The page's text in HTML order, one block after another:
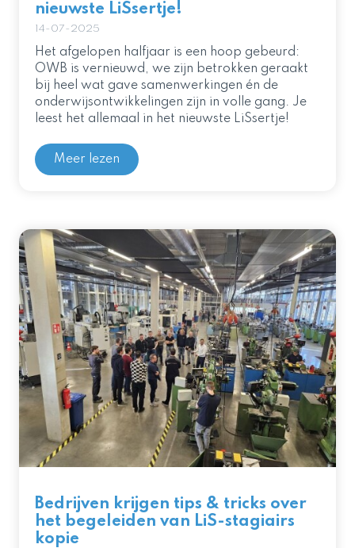
nieuwste LiSsertje!
14-07-2025
Het afgelopen halfjaar is een hoop gebeurd:
OWB is vernieuwd, we zijn betrokken geraakt
bij heel wat gave samenwerkingen én de
onderwijsontwikkelingen zijn in volle gang. Je
leest het allemaal in het nieuwste LiSsertje!
Meer lezen
Bedrijven krijgen tips & tricks over
het begeleiden van LiS-stagiairs
kopie